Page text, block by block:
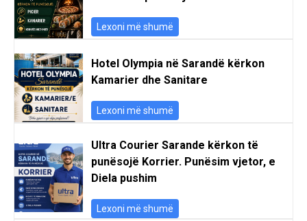
Lexoni më shumë
Hotel Olympia në Sarandë kërkon
Kamarier dhe Sanitare
Lexoni më shumë
Ultra Courier Sarande kërkon të
punësojë Korrier. Punësim vjetor, e
Diela pushim
Lexoni më shumë